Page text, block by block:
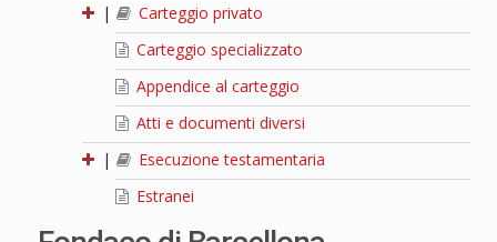
|
Carteggio privato
Carteggio specializzato
Appendice al carteggio
Atti e documenti diversi
|
Esecuzione testamentaria
Estranei